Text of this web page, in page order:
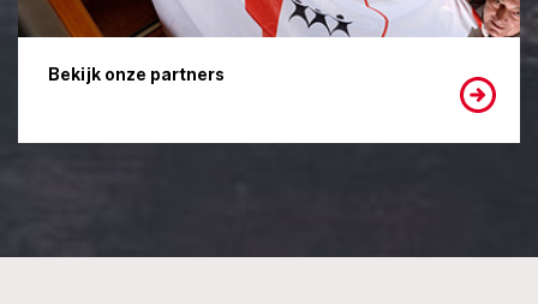
Bekijk onze partners